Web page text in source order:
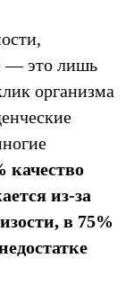
— это лишь
организма
качество
из-за
в 75%